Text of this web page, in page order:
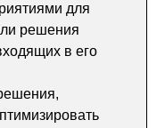
для
решения
в его